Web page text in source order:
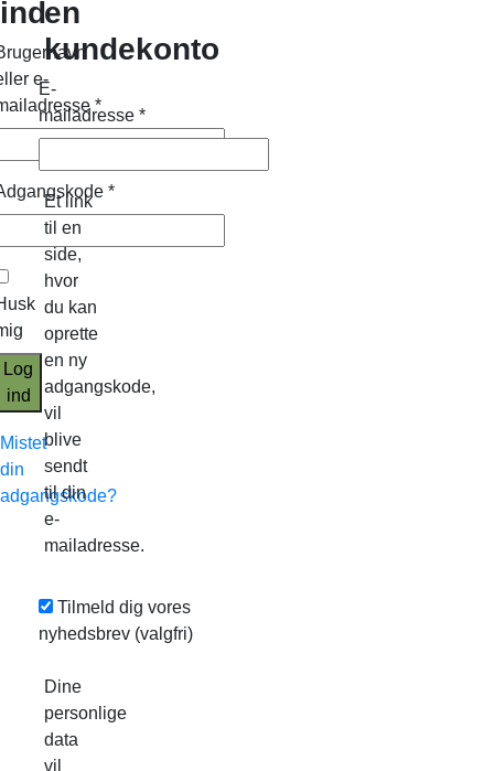
ind
e-
*
*
Log
ind
Mistet
din
adgangskode?
en
kundekonto
E-
mailadresse *
Et link
til en
side,
hvor
du kan
oprette
en ny
adgangskode,
vil
blive
sendt
til din
e-
mailadresse.
Tilmeld dig vores
nyhedsbrev (valgfri)
Dine
personlige
data
vil